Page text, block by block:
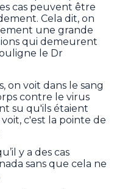
cas peuvent être
Cela dit, on
une grande
qui demeurent
le Dr
on voit dans le sang
contre le virus
su qu'ils étaient
c'est la pointe de
y a des cas
sans que cela ne